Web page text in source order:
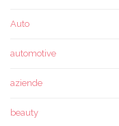
Auto
automotive
aziende
beauty